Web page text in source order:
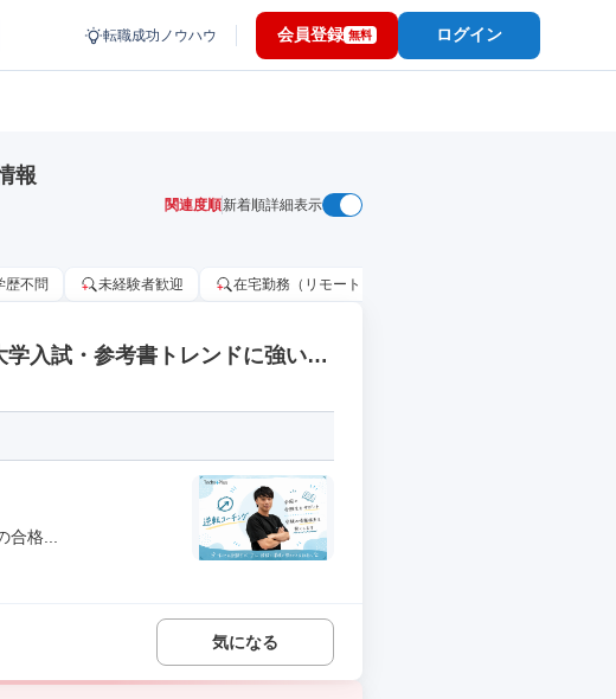
転職成功ノウハウ 会員登録 無料 ログイン
報
関連度順新着順詳細表示
歴不問 未経験者歓迎 在宅勤務（リモートワーク）OK
学入試・参考書トレンドに強い
格...
気になる